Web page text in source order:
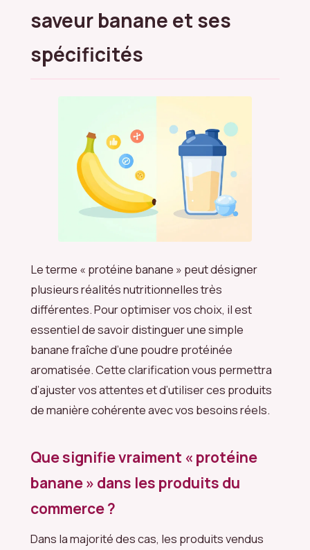
saveur banane et ses
spécificités
Le terme « protéine banane » peut désigner
plusieurs réalités nutritionnelles très
différentes. Pour optimiser vos choix, il est
essentiel de savoir distinguer une simple
banane fraîche d’une poudre protéinée
aromatisée. Cette clarification vous permettra
d’ajuster vos attentes et d’utiliser ces produits
de manière cohérente avec vos besoins réels.
Que signifie vraiment « protéine
banane » dans les produits du
commerce ?
Dans la majorité des cas, les produits vendus